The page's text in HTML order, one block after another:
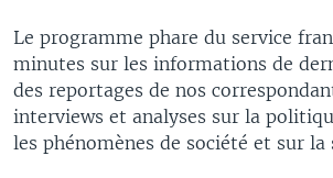
Le programme phare du service
minutes sur les informations de
des reportages de nos
interviews et analyses sur la
les phénomènes de société et sur la